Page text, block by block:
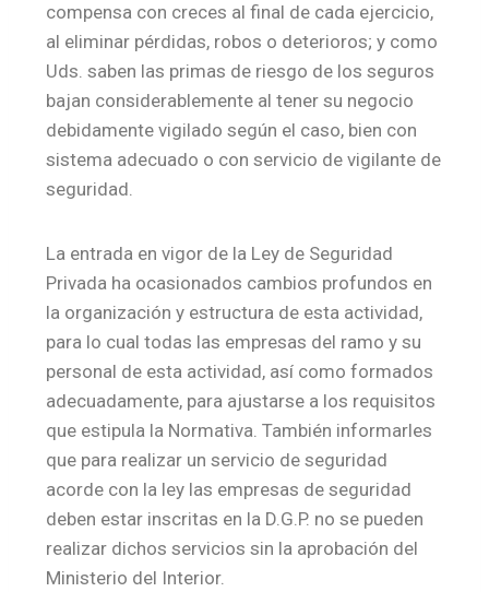
compensa con creces al final de cada ejercicio,
al eliminar pérdidas, robos o deterioros; y como
Uds. saben las primas de riesgo de los seguros
bajan considerablemente al tener su negocio
debidamente vigilado según el caso, bien con
sistema adecuado o con servicio de vigilante de
seguridad.
La entrada en vigor de la Ley de Seguridad
Privada ha ocasionados cambios profundos en
la organización y estructura de esta actividad,
para lo cual todas las empresas del ramo y su
personal de esta actividad, así como formados
adecuadamente, para ajustarse a los requisitos
que estipula la Normativa. También informarles
que para realizar un servicio de seguridad
acorde con la ley las empresas de seguridad
deben estar inscritas en la D.G.P. no se pueden
realizar dichos servicios sin la aprobación del
Ministerio del Interior.